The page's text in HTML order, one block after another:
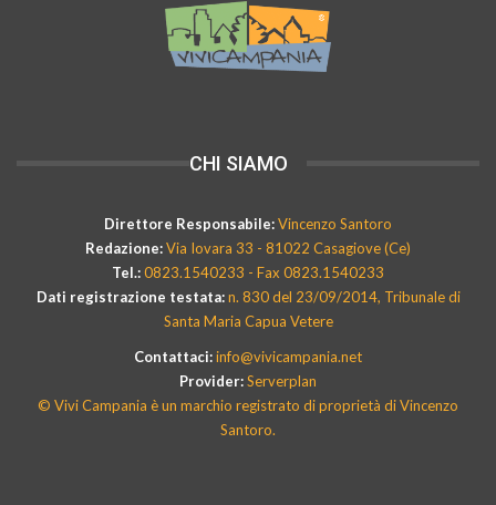
CHI SIAMO
Direttore Responsabile:Vincenzo Santoro
Redazione:Via Iovara 33 - 81022 Casagiove (Ce)
Tel.:0823.1540233 - Fax 0823.1540233
Dati registrazione testata:n. 830 del 23/09/2014, Tribunale di
Santa Maria Capua Vetere
Contattaci:info@vivicampania.net
Provider:Serverplan
© Vivi Campania è un marchio registrato di proprietà di Vincenzo
Santoro.